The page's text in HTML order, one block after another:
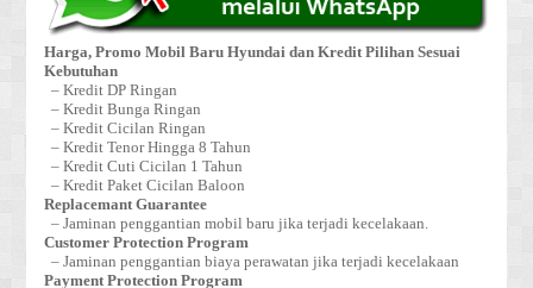
Harga, Promo Mobil Baru Hyundai dan Kredit Pilihan Sesuai
Kebutuhan
– Kredit DP Ringan
– Kredit Bunga Ringan
– Kredit Cicilan Ringan
– Kredit Tenor Hingga 8 Tahun
– Kredit Cuti Cicilan 1 Tahun
– Kredit Paket Cicilan Baloon
Replacemant Guarantee
– Jaminan penggantian mobil baru jika terjadi kecelakaan.
Customer Protection Program
– Jaminan penggantian biaya perawatan jika terjadi kecelakaan
Payment Protection Program